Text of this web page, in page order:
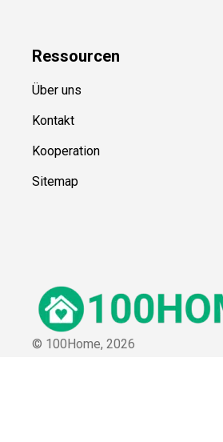
Ressourcen
Über uns
Kontakt
Kooperation
Sitemap
© 100Home, 2026